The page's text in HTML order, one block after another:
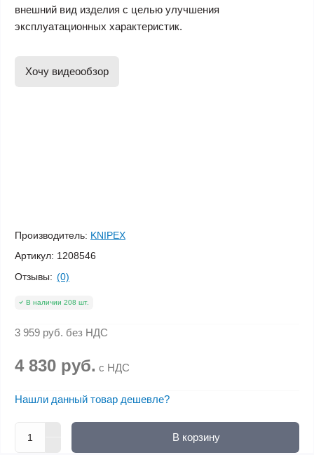
внешний вид изделия с целью улучшения
эксплуатационных характеристик.
Хочу видеообзор
Производитель: KNIPEX
Артикул: 1208546
Отзывы: (0)
В наличии 208 шт.
3 959 руб. без НДС
4 830 руб. с НДС
Нашли данный товар дешевле?
В корзину